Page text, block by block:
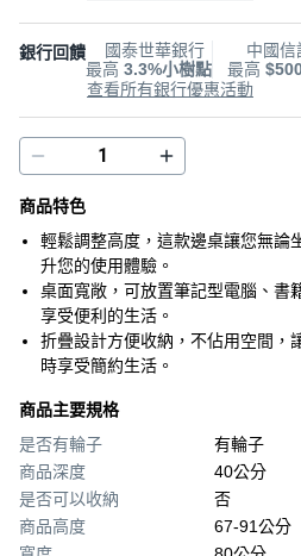
銀行回饋
國泰世華銀行
最高 3.3%小樹點
中國信
最高
查看所有銀行優惠活動
商品特色
輕鬆調整高度，這款邊桌讓您無論
升您的使用體驗。
桌面寬敞，可放置筆記型電腦、書
享受便利的生活。
折疊設計方便收納，不佔用空間，
時享受簡約生活。
商品主要規格
是否有輪子
有輪子
商品深度
40公分
是否可以收納
否
商品高度
67-91公分